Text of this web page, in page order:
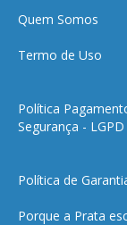
Quem Somos
Termo de Uso
Política
Segurança - LGPD
Política de
Porque a Prata